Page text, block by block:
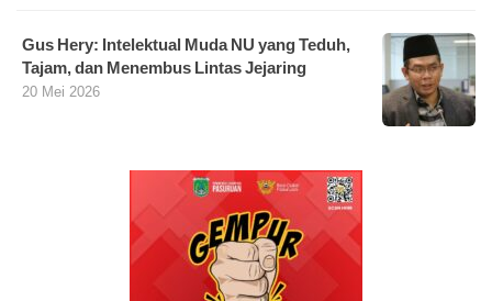
Gus Hery: Intelektual Muda NU yang Teduh,
Tajam, dan Menembus Lintas Jejaring
20 Mei 2026